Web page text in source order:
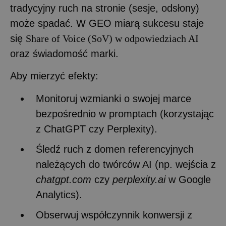
tradycyjny ruch na stronie (sesje, odsłony)
może spadać. W GEO miarą sukcesu staje
się Share of Voice (SoV) w odpowiedziach AI
oraz świadomość marki.
Aby mierzyć efekty:
Monitoruj wzmianki o swojej marce
bezpośrednio w promptach (korzystając
z ChatGPT czy Perplexity).
Śledź ruch z domen referencyjnych
należących do twórców AI (np. wejścia z
chatgpt.com czy perplexity.aiw Google
Analytics).
Obserwuj współczynnik konwersji z